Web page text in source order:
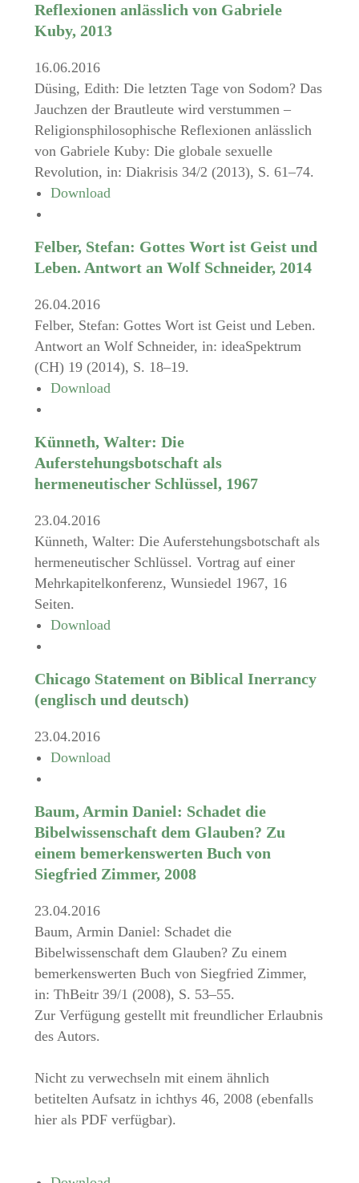
Reflexionen anlässlich von Gabriele
Kuby, 2013
16.06.2016
Düsing, Edith: Die letzten Tage von Sodom? Das
Jauchzen der Brautleute wird verstummen –
Religionsphilosophische Reflexionen anlässlich
von Gabriele Kuby: Die globale sexuelle
Revolution, in: Diakrisis 34/2 (2013), S. 61–74.
Download
Felber, Stefan: Gottes Wort ist Geist und
Leben. Antwort an Wolf Schneider, 2014
26.04.2016
Felber, Stefan: Gottes Wort ist Geist und Leben.
Antwort an Wolf Schneider, in: ideaSpektrum
(CH) 19 (2014), S. 18–19.
Download
Künneth, Walter: Die
Auferstehungsbotschaft als
hermeneutischer Schlüssel, 1967
23.04.2016
Künneth, Walter: Die Auferstehungsbotschaft als
hermeneutischer Schlüssel. Vortrag auf einer
Mehrkapitelkonferenz, Wunsiedel 1967, 16
Seiten.
Download
Chicago Statement on Biblical Inerrancy
(englisch und deutsch)
23.04.2016
Download
Baum, Armin Daniel: Schadet die
Bibelwissenschaft dem Glauben? Zu
einem bemerkenswerten Buch von
Siegfried Zimmer, 2008
23.04.2016
Baum, Armin Daniel: Schadet die
Bibelwissenschaft dem Glauben? Zu einem
bemerkenswerten Buch von Siegfried Zimmer,
in: ThBeitr 39/1 (2008), S. 53–55.
Zur Verfügung gestellt mit freundlicher Erlaubnis
des Autors.
Nicht zu verwechseln mit einem ähnlich
betitelten Aufsatz in ichthys 46, 2008 (ebenfalls
hier als PDF verfügbar).